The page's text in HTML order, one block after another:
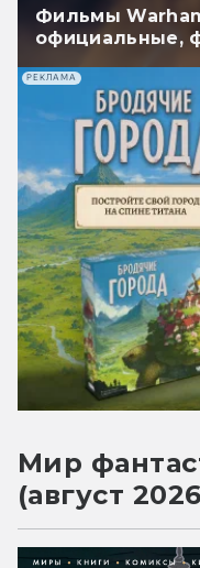
Фильмы
официальные,
РЕКЛАМА
Мир
(август